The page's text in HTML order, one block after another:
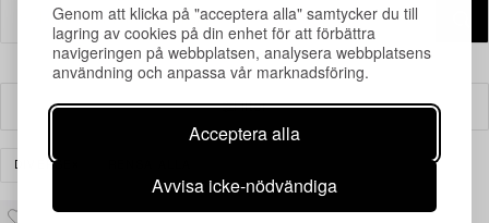
Genom att klicka på "acceptera alla" samtycker du till
lagring av cookies på din enhet för att förbättra
navigeringen på webbplatsen, analysera webbplatsens
användning och anpassa vår marknadsföring.
Acceptera alla
Avvisa icke-nödvändiga
Filter
DIVERSE